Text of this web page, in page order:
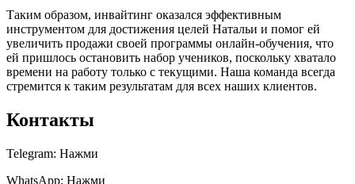
Таким образом, инвайтинг оказался эффективным
инструментом для достижения целей Натальи и помог ей
увеличить продажи своей программы онлайн-обучения, что
ей пришлось остановить набор учеников, поскольку хватало
времени на работу только с текущими. Наша команда всегда
стремится к таким результатам для всех наших клиентов.
Контакты
Telegram: Нажми
WhatsApp: Нажми